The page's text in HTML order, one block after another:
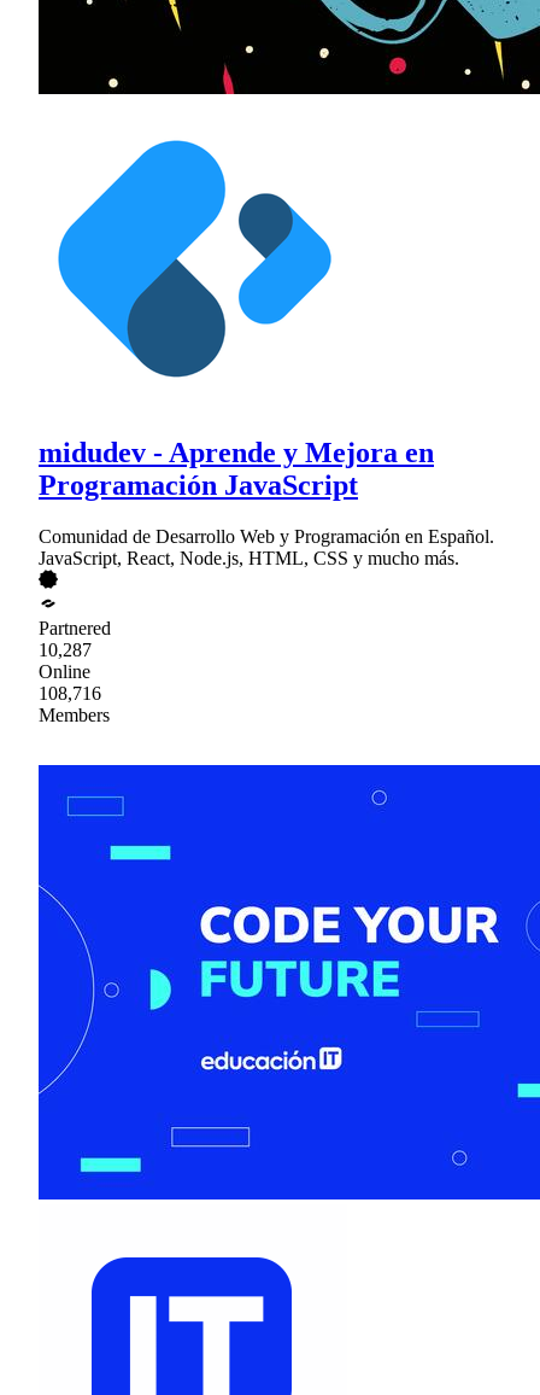
midudev - Aprende y Mejora en
Programación JavaScript
Comunidad de Desarrollo Web y Programación en Español.
JavaScript, React, Node.js, HTML, CSS y mucho más.
Partnered
10,287
Online
108,716
Members